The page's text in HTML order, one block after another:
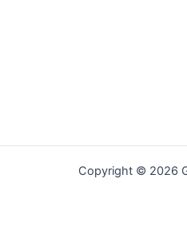
Copyright © 2026